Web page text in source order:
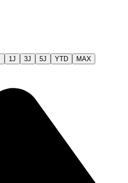
1J 3J 5J YTD MAX